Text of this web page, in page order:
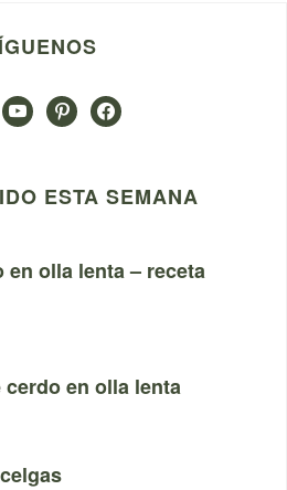
youtubepinterestfacebook
ESTA SEMANA
en olla lenta – receta
en olla lenta